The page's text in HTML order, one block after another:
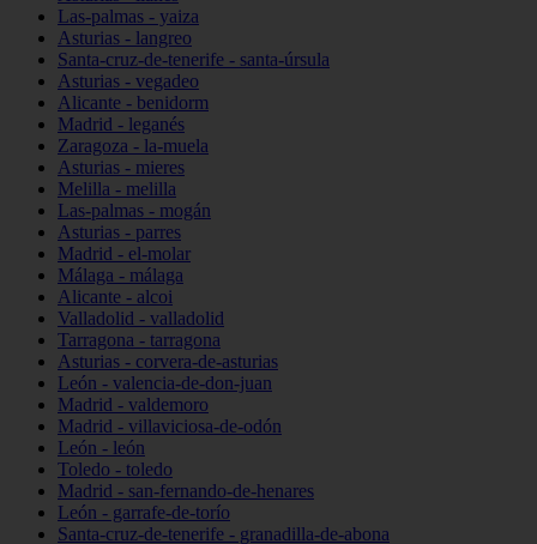
Las-palmas - yaiza
Asturias - langreo
Santa-cruz-de-tenerife - santa-úrsula
Asturias - vegadeo
Alicante - benidorm
Madrid - leganés
Zaragoza - la-muela
Asturias - mieres
Melilla - melilla
Las-palmas - mogán
Asturias - parres
Madrid - el-molar
Málaga - málaga
Alicante - alcoi
Valladolid - valladolid
Tarragona - tarragona
Asturias - corvera-de-asturias
León - valencia-de-don-juan
Madrid - valdemoro
Madrid - villaviciosa-de-odón
León - león
Toledo - toledo
Madrid - san-fernando-de-henares
León - garrafe-de-torío
Santa-cruz-de-tenerife - granadilla-de-abona